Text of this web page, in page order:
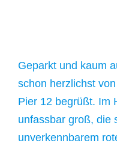
Geparkt und kaum
schon herzlichst
Pier 12 begrüßt. Im
unfassbar groß, die
unverkennbarem